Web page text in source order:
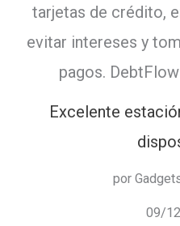
tarjetas de crédito,
evitar intereses y
pagos.
Excelente
por
09/